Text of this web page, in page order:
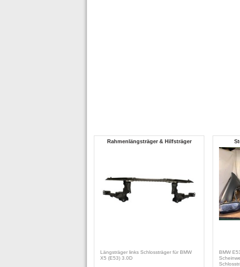
Rahmenlängsträger & Hilfsträger
Längsträger links Schlossträger für BMW
X5 (E53) 3.0D
BMW